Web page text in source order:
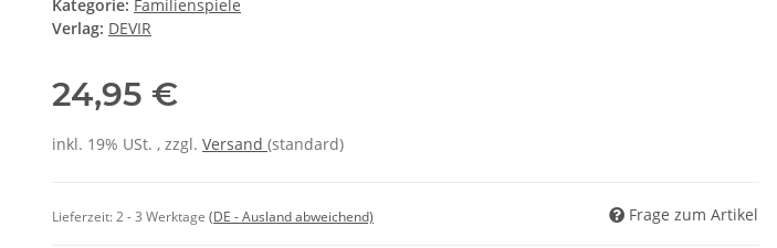
Kategorie: Familienspiele
Verlag: DEVIR
24,95 €
inkl. 19% USt. , zzgl. Versand (standard)
Lieferzeit:2 - 3 Werktage (DE - Ausland abweichend) Frage zum Artikel